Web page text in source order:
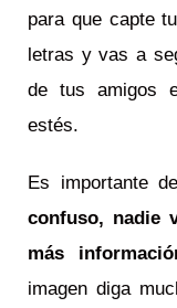
para que capte
letras y vas a
de tus amigos
estés.
Es importante
confuso, nadie
más
imagen diga